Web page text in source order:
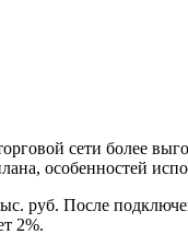
сети более
особенностей
руб. После
2%.